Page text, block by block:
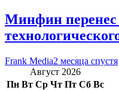
Минфин перенес
Frank Media2 месяца спустя
Август 2026
Пн Вт Ср Чт Пт Сб Вс